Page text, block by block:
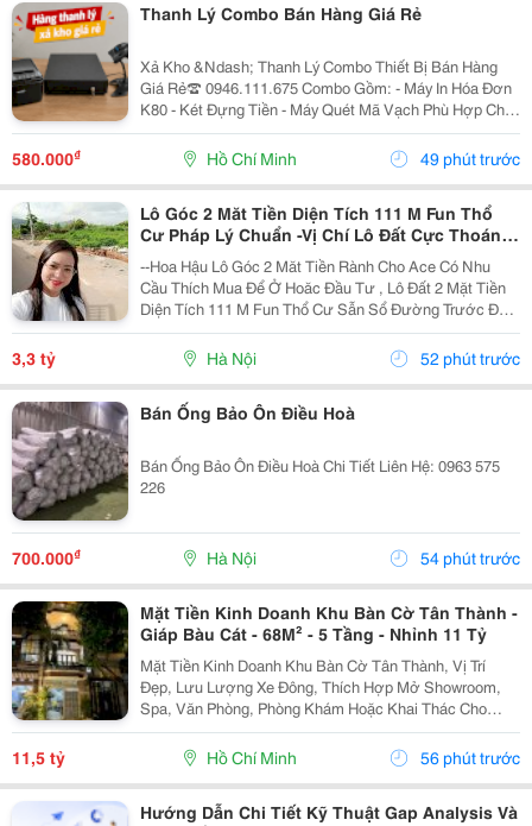
Thanh Lý Combo Bán Hàng Giá Rẻ
Xả Kho &Ndash; Thanh Lý Combo Thiết Bị Bán Hàng
Giá Rẻ☎️ 0946.111.675 Combo Gồm: - Máy In Hóa Đơn
K80 - Két Đựng Tiền - Máy Quét Mã Vạch Phù Hợp Cho
Tạp Hóa, Shop, Siêu Thị Mini, Quán Ăn, Cafe... ☎️ Liên
Hệ: 0946.111.675 Kazuko Việt Nam...
580.000₫ Hồ Chí Minh 49 phút trước
Lô Góc 2 Măt Tiền Diện Tích 111 M Fun Thổ
Cư Pháp Lý Chuẩn -Vị Chí Lô Đất Cực Thoáng
Mát ,Đất Nằm Mặt Đường Chục
--Hoa Hậu Lô Góc 2 Măt Tiền Rành Cho Ace Có Nhu
Cầu Thích Mua Để Ở Hoăc Đầu Tư , Lô Đất 2 Mặt Tiền
Diện Tích 111 M Fun Thổ Cư Sẫn Sổ Đường Trước Đất
Chuẩn Bị Đang Giải Nhựa Rộng 5,,5 M 2 Ô Tô Tránh
Nhau Vị Trí Đất Sát Trường Học Cấp 1 Thôn Thanh...
3,3 tỷ Hà Nội 52 phút trước
Bán Ống Bảo Ôn Điều Hoà
Bán Ống Bảo Ôn Điều Hoà Chi Tiết Liên Hệ: 0963 575
226
700.000₫ Hà Nội 54 phút trước
Mặt Tiền Kinh Doanh Khu Bàn Cờ Tân Thành -
Giáp Bàu Cát - 68M² - 5 Tầng - Nhỉnh 11 Tỷ
Mặt Tiền Kinh Doanh Khu Bàn Cờ Tân Thành, Vị Trí
Đẹp, Lưu Lượng Xe Đông, Thích Hợp Mở Showroom,
Spa, Văn Phòng, Phòng Khám Hoặc Khai Thác Cho
Thuê. Ưu Điểm Nổi Bật: Diện Tích: 68M&Sup2; Kết
Cấu: 4 Tầng + Sân Thượng 6 Phòng Ngủ Khép Kín...
11,5 tỷ Hồ Chí Minh 56 phút trước
Hướng Dẫn Chi Tiết Kỹ Thuật Gap Analysis Và